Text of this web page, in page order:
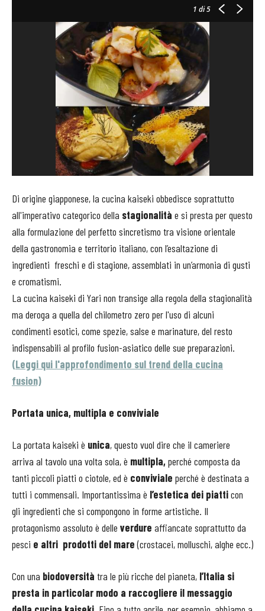
1 di 5
Di origine giapponese, la cucina kaiseki obbedisce soprattutto
all'imperativo categorico della stagionalità e si presta per questo
alla formulazione del perfetto sincretismo tra visione orientale
della gastronomia e territorio italiano, con l’esaltazione di
ingredienti freschi e di stagione, assemblati in un’armonia di gusti
e cromatismi.
La cucina kaiseki di Yari non transige alla regola della stagionalità
ma deroga a quella del chilometro zero per l'uso di alcuni
condimenti esotici, come spezie, salse e marinature, del resto
indispensabili al profilo fusion-asiatico delle sue preparazioni.
(Leggi qui l'approfondimento sul trend della cucina
fusion)
Portata unica, multipla e conviviale
La portata kaiseki è unica, questo vuol dire che il cameriere
arriva al tavolo una volta sola, è multipla,perché composta da
tanti piccoli piatti o ciotole, ed è conviviale perché è destinata a
tutti i commensali. Importantissima è l’estetica dei piatticon
gli ingredienti che si compongono in forme artistiche. Il
protagonismo assoluto è delle verdure affiancate soprattutto da
pesci e altri prodotti del mare(crostacei, molluschi, alghe ecc.)
Con una biodoversità tra le più ricche del pianeta, l’Italia si
presta in particolar modo a raccogliere il messaggio